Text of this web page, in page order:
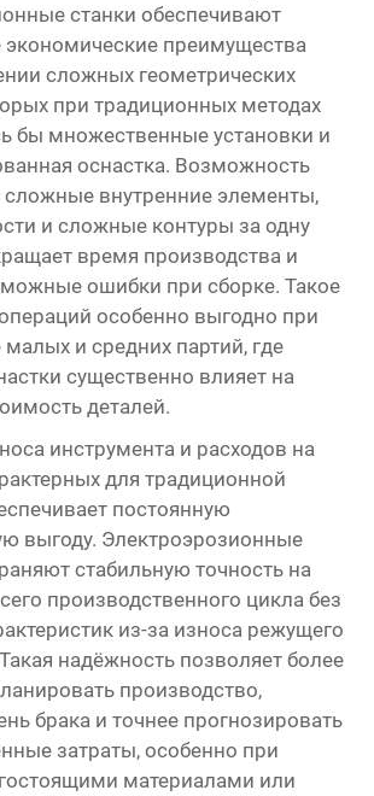
станки обеспечивают
экономические преимущества
сложных геометрических
при традиционных методах
бы множественные установки и
оснастка. Возможность
сложные внутренние элементы,
и сложные контуры за одну
время производства и
ошибки при сборке. Такое
особенно выгодно при
и средних партий, где
существенно влияет на
деталей.
инструмента и расходов на
для традиционной
постоянную
выгоду. Электроэрозионные
стабильную точность на
производственного цикла без
из-за износа режущего
надёжность позволяет более
производство,
брака и точнее прогнозировать
затраты, особенно при
материалами или